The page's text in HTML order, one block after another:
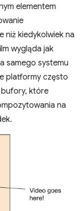
elementem
niż kiedykolwiek na
wygląda jak
samego systemu
platformy często
które
na